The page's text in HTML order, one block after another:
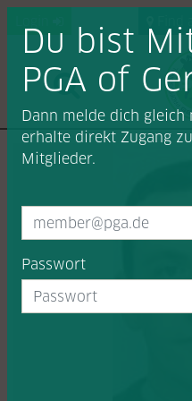
Du bist
PGA of
Dann melde dich
erhalte direkt Zugang
Mitglieder.
Passwort